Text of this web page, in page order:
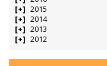
2015
2014
2013
2012